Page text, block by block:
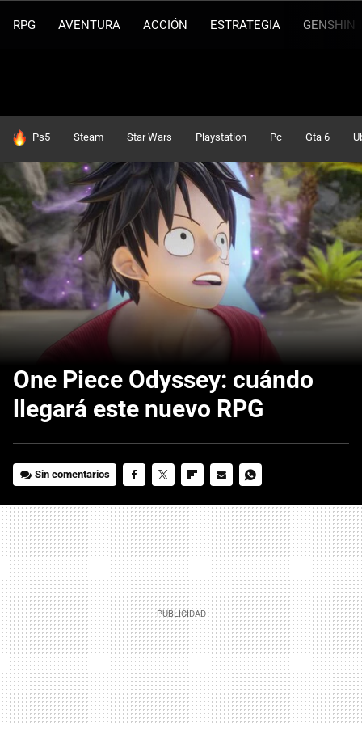
RPG AVENTURA ACCIÓN ESTRATEGIA GENSHIN
HOY SE HABLA DE
Ps5 Steam Star Wars Playstation Pc Gta 6
One Piece Odyssey: cuándo
llegará este nuevo RPG
Sin comentarios
MAIL